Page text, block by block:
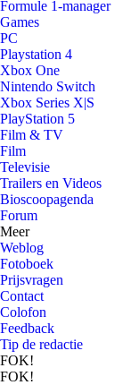
Formule 1-manager
Games
PC
Playstation 4
Xbox One
Nintendo Switch
Xbox Series X|S
PlayStation 5
Film & TV
Film
Televisie
Trailers en Videos
Bioscoopagenda
Forum
Meer
Weblog
Fotoboek
Prijsvragen
Contact
Colofon
Feedback
Tip de redactie
FOK!
FOK!